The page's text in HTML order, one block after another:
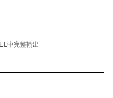
中完整输出